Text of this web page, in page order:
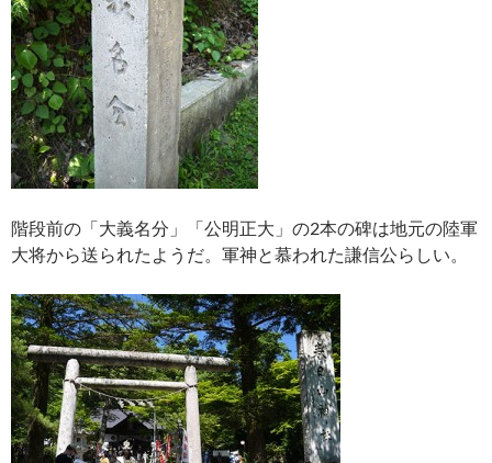
階段前の「大義名分」「公明正大」の2本の碑は地元の陸軍
大将から送られたようだ。軍神と慕われた謙信公らしい。